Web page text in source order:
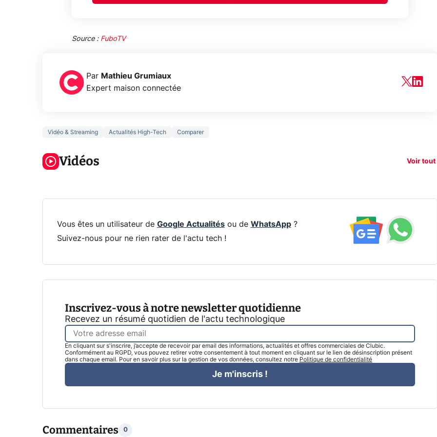
Source : FuboTV
Par Mathieu Grumiaux
Expert maison connectée
Vidéo & Streaming Actualités High-Tech Comparer
Vidéos Voir tout
la prochaine
Xbox !
Vous êtes un utilisateur de Google Actualitésou de WhatsApp?
Suivez-nous pour ne rien rater de l'actu tech !
Inscrivez-vous à notre newsletter quotidienne
Recevez un résumé quotidien de l'actu technologique
En cliquant sur s'inscrire, j’accepte de recevoir par email des informations, actualités et offres commerciales de Clubic.
Conformément au RGPD, vous pouvez retirer votre consentement à tout moment en cliquant sur le lien de désinscription présent
dans chaque email. Pour en savoir plus sur la gestion de vos données, consultez notre Politique de confidentialité
Je m'inscris !
Commentaires 0